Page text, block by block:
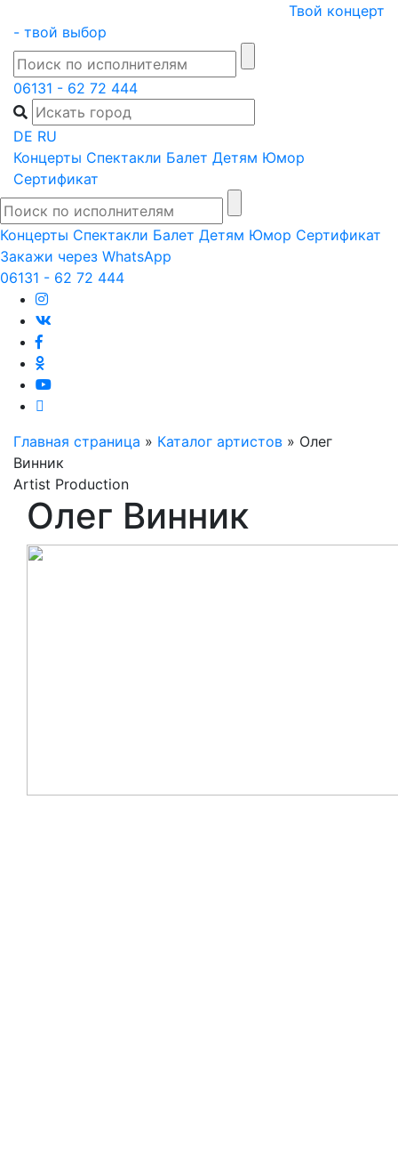
content
Твой концерт
- твой выбор
06131 - 62 72 444
DE RU
Концерты Спектакли Балет Детям Юмор
Сертификат
Концерты Спектакли Балет Детям Юмор Сертификат
Закажи через WhatsApp
06131 - 62 72 444
Главная страница » Каталог артистов » Олег
Винник
Artist Production
Олег Винник